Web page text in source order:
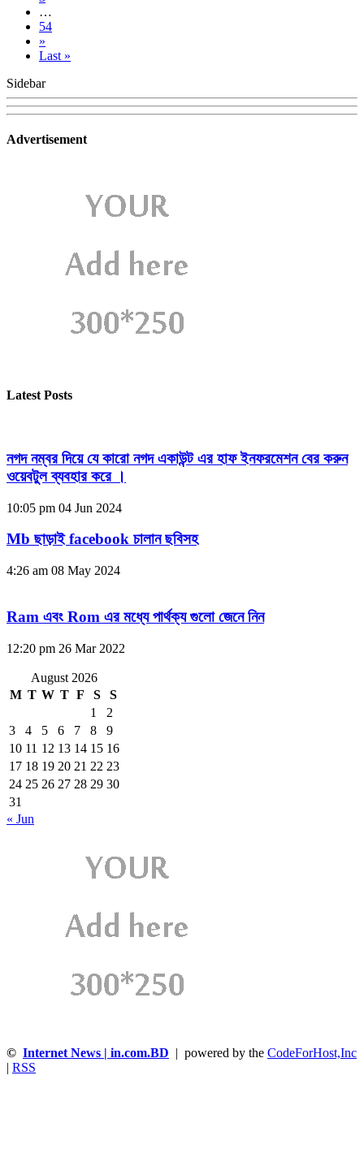
…
54
»
Last »
Sidebar
Advertisement
Latest Posts
নগদ নম্বর দিয়ে যে কারো নগদ একাউন্ট এর হাফ ইনফরমেশন বের করুন
ওয়েবটুল ব্যবহার করে ।
10:05 pm 04 Jun 2024
Mb ছাড়াই facebook চালান ছবিসহ
4:26 am 08 May 2024
Ram এবং Rom এর মধ্যে পার্থক্য গুলো জেনে নিন
12:20 pm 26 Mar 2022
August 2026
M T W T F S
S
1
2
3
4 5 6 7 8
9
10 11 12 13 14 15 16
17 18 19 20 21 22 23
24 25 26 27 28 29 30
31
« Jun
© Internet News | in.com.BD | powered by the CodeForHost,Inc
| RSS